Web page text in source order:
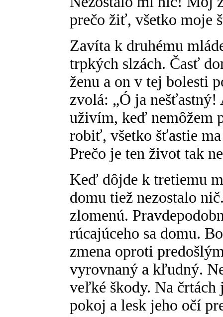
prečo žiť, všetko moje
Zavíta k druhému
trpkých slzách. Časť
ženu a on v tej bolesti
zvolá: „Ó ja
uživím, keď nemôžem
robiť, všetko šťastie
Prečo je ten život tak
Keď dôjde k tretiemu
domu tiež nezostalo
zlomenú.
rúcajúceho sa domu.
zmena oproti
vyrovnaný a kľudný.
veľké škody. Na
pokoj a lesk jeho očí